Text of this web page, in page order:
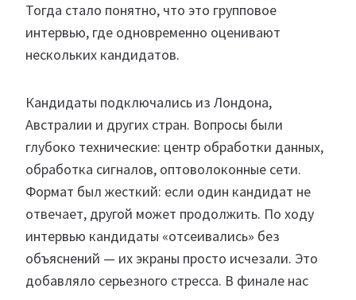
Тогда стало понятно, что это групповое
интервью, где одновременно оценивают
нескольких кандидатов.
Кандидаты подключались из Лондона,
Австралии и других стран. Вопросы были
глубоко технические: центр обработки данных,
обработка сигналов, оптоволоконные сети.
Формат был жесткий: если один кандидат не
отвечает, другой может продолжить. По ходу
интервью кандидаты «отсеивались» без
объяснений — их экраны просто исчезали. Это
добавляло серьезного стресса. В финале нас